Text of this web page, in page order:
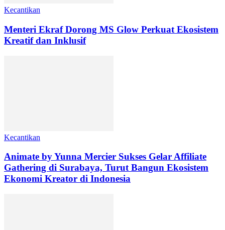
Kecantikan
Menteri Ekraf Dorong MS Glow Perkuat Ekosistem
Kreatif dan Inklusif
Kecantikan
Animate by Yunna Mercier Sukses Gelar Affiliate
Gathering di Surabaya, Turut Bangun Ekosistem
Ekonomi Kreator di Indonesia